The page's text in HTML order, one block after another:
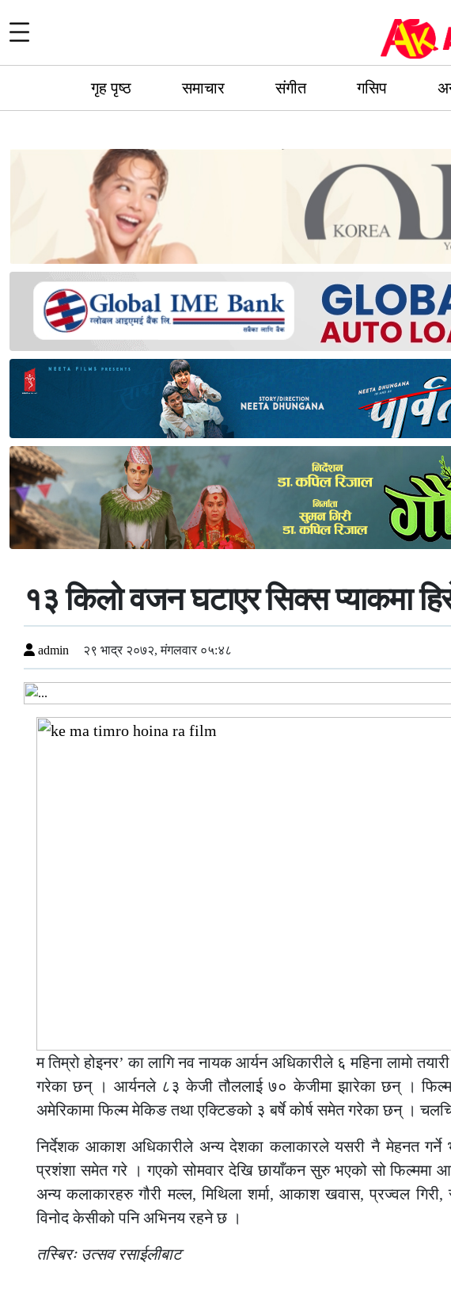
गृह पृष्ठ समाचार संगीत गसिप
१३ किलो वजन घटाएर सिक्स प्याकमा
admin २९ भाद्र २०७२, मंगलवार ०५:४८
म तिम्रो होइनर’ का लागि नव नायक आर्यन अधिकारीले ६ महिना लामो
गरेका छन् । आर्यनले ८३ केजी तौललाई ७० केजीमा झारेका छन् ।
अमेरिकामा फिल्म मेकिङ तथा एक्टिङको ३ बर्षे कोर्ष समेत गरेका छन् ।
निर्देशक आकाश अधिकारीले अन्य देशका कलाकारले यसरी नै मेहनत
प्रशंशा समेत गरे । गएको सोमवार देखि छायाँकन सुरु भएको सो फिल्ममा
अन्य कलाकारहरु गौरी मल्ल, मिथिला शर्मा, आकाश खवास, प्रज्वल गिरी,
विनोद केसीको पनि अभिनय रहने छ ।
तस्बिरः उत्सव रसाईलीबाट